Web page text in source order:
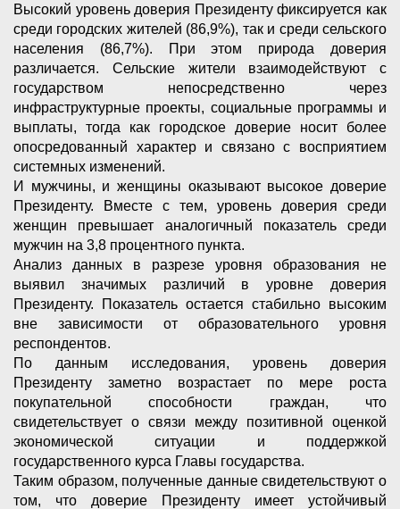
Высокий уровень доверия Президенту фиксируется как
среди городских жителей (86,9%), так и среди сельского
населения (86,7%). При этом природа доверия
различается. Сельские жители взаимодействуют с
государством непосредственно через
инфраструктурные проекты, социальные программы и
выплаты, тогда как городское доверие носит более
опосредованный характер и связано с восприятием
системных изменений.
И мужчины, и женщины оказывают высокое доверие
Президенту. Вместе с тем, уровень доверия среди
женщин превышает аналогичный показатель среди
мужчин на 3,8 процентного пункта.
Анализ данных в разрезе уровня образования не
выявил значимых различий в уровне доверия
Президенту. Показатель остается стабильно высоким
вне зависимости от образовательного уровня
респондентов.
По данным исследования, уровень доверия
Президенту заметно возрастает по мере роста
покупательной способности граждан, что
свидетельствует о связи между позитивной оценкой
экономической ситуации и поддержкой
государственного курса Главы государства.
Таким образом, полученные данные свидетельствуют о
том, что доверие Президенту имеет устойчивый